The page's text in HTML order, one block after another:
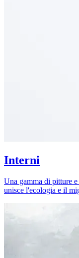
Interni
Una gamma di pitture
unisce l'ecologia e il